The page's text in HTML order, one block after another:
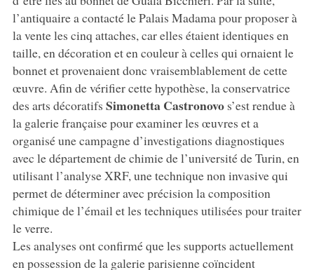
l’antiquaire a contacté le Palais Madama pour proposer à
la vente les cinq attaches, car elles étaient identiques en
taille, en décoration et en couleur à celles qui ornaient le
bonnet et provenaient donc vraisemblablement de cette
œuvre. Afin de vérifier cette hypothèse, la conservatrice
des arts décoratifs Simonetta Castronovos’est rendue à
la galerie française pour examiner les œuvres et a
organisé une campagne d’investigations diagnostiques
avec le département de chimie de l’université de Turin, en
utilisant l’analyse XRF, une technique non invasive qui
permet de déterminer avec précision la composition
chimique de l’émail et les techniques utilisées pour traiter
le verre.
Les analyses ont confirmé que les supports actuellement
en possession de la galerie parisienne coïncident